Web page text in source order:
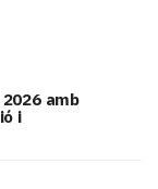
amb
i